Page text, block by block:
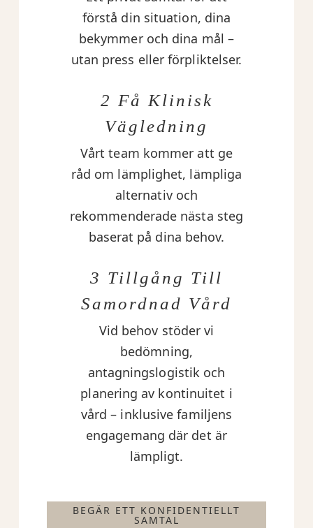
förstå din situation, dina
bekymmer och dina mål –
utan press eller förpliktelser.
2 Få Klinisk
Vägledning
Vårt team kommer att ge
råd om lämplighet, lämpliga
alternativ och
rekommenderade nästa steg
baserat på dina behov.
3 Tillgång Till
Samordnad Vård
Vid behov stöder vi
bedömning,
antagningslogistik och
planering av kontinuitet i
vård – inklusive familjens
engagemang där det är
lämpligt.
BEGÄR ETT KONFIDENTIELLT
SAMTAL